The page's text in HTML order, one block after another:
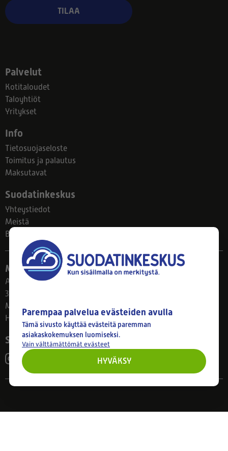
TILAA
Palvelut
Kotitaloudet
Taloyhtiöt
Yritykset
Info
Tietosuojaseloste
Toimitus ja palautus
Maksutavat
Suodatinkeskus
Yhteystiedot
Meistä
Blogi
Myymälä
Ahlmanintie 61
33800 Tampere
Ma–Pe 8–17
Huom! Myymälän poikkeusaukiolot: 27.7.-21.8. klo 8-16
Seuraa meitä
Parempaa palvelua evästeiden avulla
Tämä sivusto käyttää evästeitä paremman
asiakaskokemuksen luomiseksi.
Vain välttämättömät evästeet
HYVÄKSY